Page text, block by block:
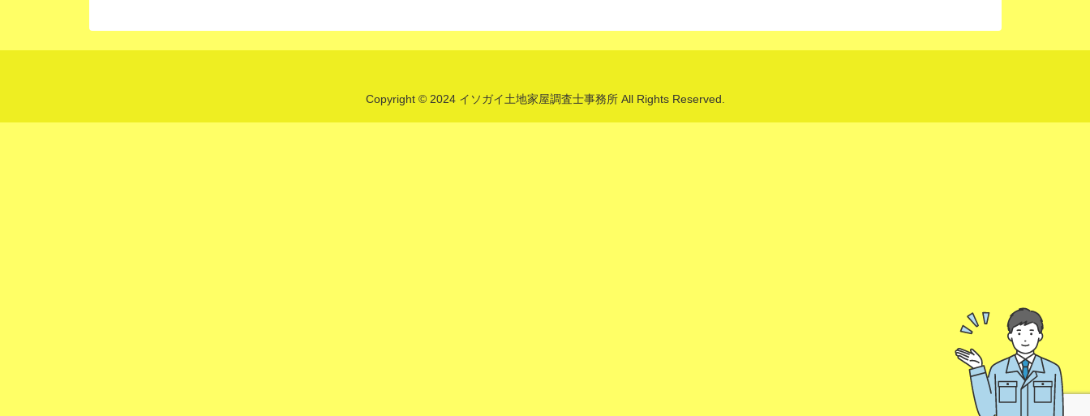
Copyright © 2024 イソガイ土地家屋調査士事務所 All Rights Reserved.